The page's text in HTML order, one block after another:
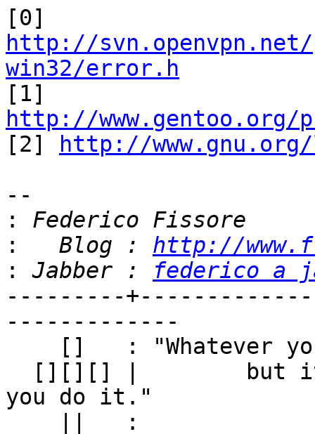
http://
win32/error.h
http://
[2]
http://
--
:
:
   Blog :
http://
:
Jabber :
federico a
---------
-------------
you do it."